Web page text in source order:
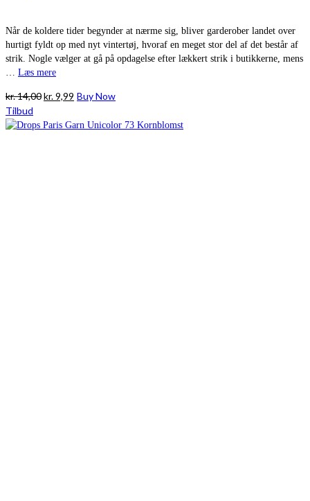
Når de koldere tider begynder at nærme sig, bliver garderober landet over
hurtigt fyldt op med nyt vintertøj, hvoraf en meget stor del af det består af
strik. Nogle vælger at gå på opdagelse efter lækkert strik i butikkerne, mens
… Læs mere
kr.14,00Den
pris
kr.9,99 Den
pris
Buy Now
Tilbud